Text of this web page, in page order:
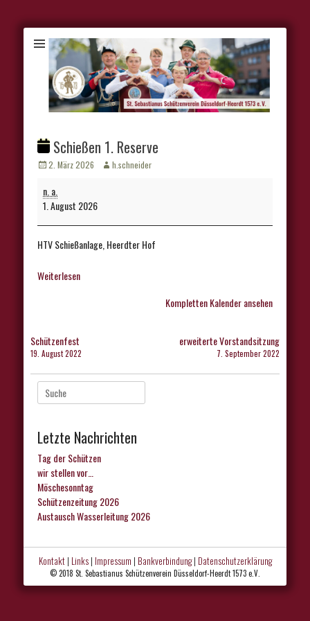
Schießen 1. Reserve
Veröffentlicht
2. März 2026 Autorh.schneider
Reserve
n. a.
1. August 2026
HTV Schießanlage, Heerdter Hof
Weiterlesen
Kompletten Kalender ansehen
Beitragsnavigation
Schützenfest
19. August 2022
erweiterte Vorstandsitzung
7. September 2022
Suche
nach:
Letzte Nachrichten
Tag der Schützen
wir stellen vor…
Möschesonntag
Schützenzeitung 2026
Austausch Wasserleitung 2026
Kontakt| Links| Impressum | Bankverbindung| Datenschutzerklärung
© 2018 St. Sebastianus Schützenverein Düsseldorf-Heerdt 1573 e.V.